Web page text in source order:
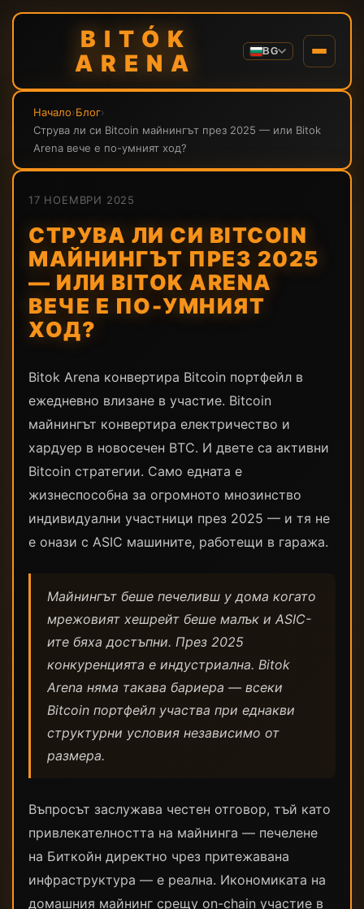
BITÓK
ARENA
BG
Начало›Блог›
Струва ли си Bitcoin майнингът през 2025 — или Bitok
Arena вече е по-умният ход?
17 НОЕМВРИ 2025
СТРУВА ЛИ СИ BITCOIN
МАЙНИНГЪТ ПРЕЗ 2025
— ИЛИ BITOK ARENA
ВЕЧЕ Е ПО-УМНИЯТ
ХОД?
Bitok Arena конвертира Bitcoin портфейл в
ежедневно влизане в участие. Bitcoin
майнингът конвертира електричество и
хардуер в новосечен BTC. И двете са активни
Bitcoin стратегии. Само едната е
жизнеспособна за огромното мнозинство
индивидуални участници през 2025 — и тя не
е онази с ASIC машините, работещи в гаража.
Майнингът беше печеливш у дома когато
мрежовият хешрейт беше малък и ASIC-
ите бяха достъпни. През 2025
конкуренцията е индустриална. Bitok
Arena няма такава бариера — всеки
Bitcoin портфейл участва при еднакви
структурни условия независимо от
размера.
Въпросът заслужава честен отговор, тъй като
привлекателността на майнинга — печелене
на Биткойн директно чрез притежавана
инфраструктура — е реална. Икономиката на
домашния майнинг срещу on-chain участие в